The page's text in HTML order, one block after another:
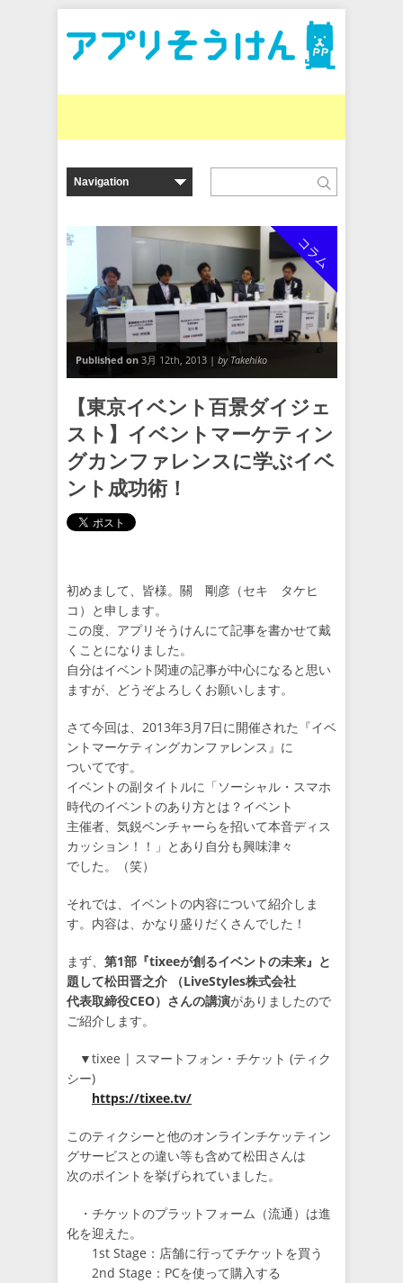
コラム
Published on 3月 12th, 2013 | by Takehiko
【東京イベント百景ダイジェ
スト】イベントマーケティン
グカンファレンスに学ぶイベ
ント成功術！
初めまして、皆様。關 剛彦（セキ タケヒ
コ）と申します。
この度、アプリそうけんにて記事を書かせて戴
くことになりました。
自分はイベント関連の記事が中心になると思い
ますが、どうぞよろしくお願いします。
さて今回は、2013年3月7日に開催された『イベ
ントマーケティングカンファレンス』に
ついてです。
イベントの副タイトルに「ソーシャル・スマホ
時代のイベントのあり方とは？イベント
主催者、気鋭ベンチャーらを招いて本音ディス
カッション！！」とあり自分も興味津々
でした。（笑）
それでは、イベントの内容について紹介しま
す。内容は、かなり盛りだくさんでした！
まず、 第1部『tixeeが創るイベントの未来』と
題して松田晋之介 （LiveStyles株式会社
代表取締役CEO）さんの講演がありましたので
ご紹介します。
▼tixee | スマートフォン・チケット (ティク
シー)
https://tixee.tv/
このティクシーと他のオンラインチケッティン
グサービスとの違い等も含めて松田さんは
次のポイントを挙げられていました。
・チケットのプラットフォーム（流通）は進
化を迎えた。
1st Stage：店舗に行ってチケットを買う
2nd Stage：PCを使って購入する